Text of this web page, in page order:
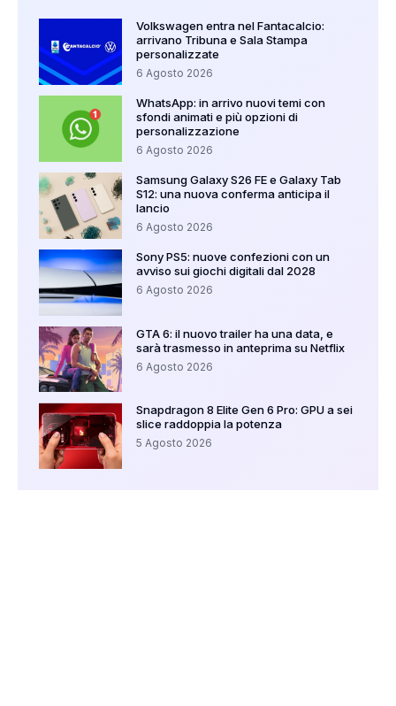
Volkswagen entra nel Fantacalcio:
arrivano Tribuna e Sala Stampa
personalizzate
6 Agosto 2026
WhatsApp: in arrivo nuovi temi con
sfondi animati e più opzioni di
personalizzazione
6 Agosto 2026
Samsung Galaxy S26 FE e Galaxy Tab
S12: una nuova conferma anticipa il
lancio
6 Agosto 2026
Sony PS5: nuove confezioni con un
avviso sui giochi digitali dal 2028
6 Agosto 2026
GTA 6: il nuovo trailer ha una data, e
sarà trasmesso in anteprima su Netflix
6 Agosto 2026
Snapdragon 8 Elite Gen 6 Pro: GPU a sei
slice raddoppia la potenza
5 Agosto 2026